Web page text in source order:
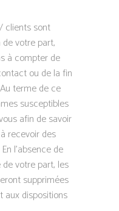
clients sont
votre part,
à compter de
ou de la fin
terme de ce
susceptibles
afin de savoir
recevoir des
l’absence de
votre part, les
supprimées
aux dispositions